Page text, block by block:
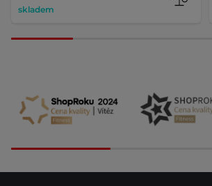
skladem